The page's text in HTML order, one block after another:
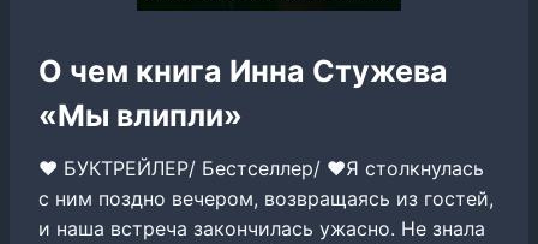
О чем книга Инна Стужева
«Мы влипли»
❤️ БУКТРЕЙЛЕР/ Бестселлер/ ❤️Я столкнулась
с ним поздно вечером, возвращаясь из гостей,
и наша встреча закончилась ужасно. Не знала